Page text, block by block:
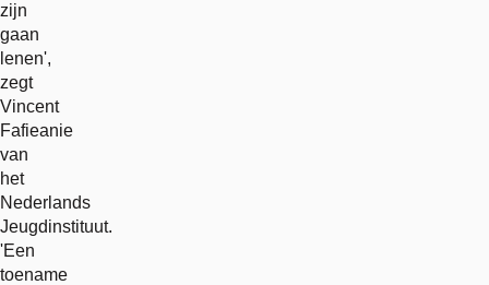
zijn
gaan
lenen',
zegt
Vincent
Fafieanie
van
het
Nederlands
Jeugdinstituut.
'Een
toename